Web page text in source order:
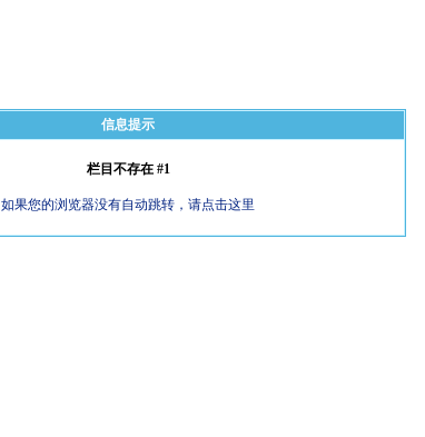
信息提示
栏目不存在 #1
如果您的浏览器没有自动跳转，请点击这里